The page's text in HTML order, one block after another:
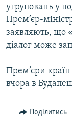
угруповань у
Прем’єр-
заявляють, що
діалог може
Прем’єри країн
вчора в
Поділитись